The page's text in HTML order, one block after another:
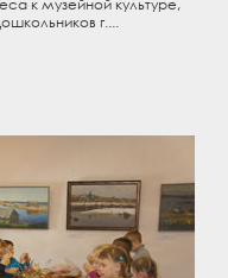
к музейной культуре,
г....